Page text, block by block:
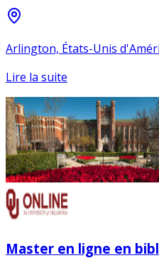
Arlington, États-Unis
Lire la suite
Master en ligne en